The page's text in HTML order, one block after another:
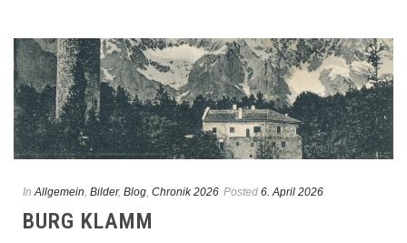
In Allgemein, Bilder, Blog, Chronik 2026 Posted 6. April 2026
BURG KLAMM